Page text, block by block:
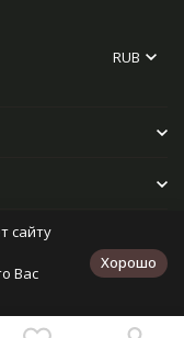
RUB
сайту
Вас
Хорошо